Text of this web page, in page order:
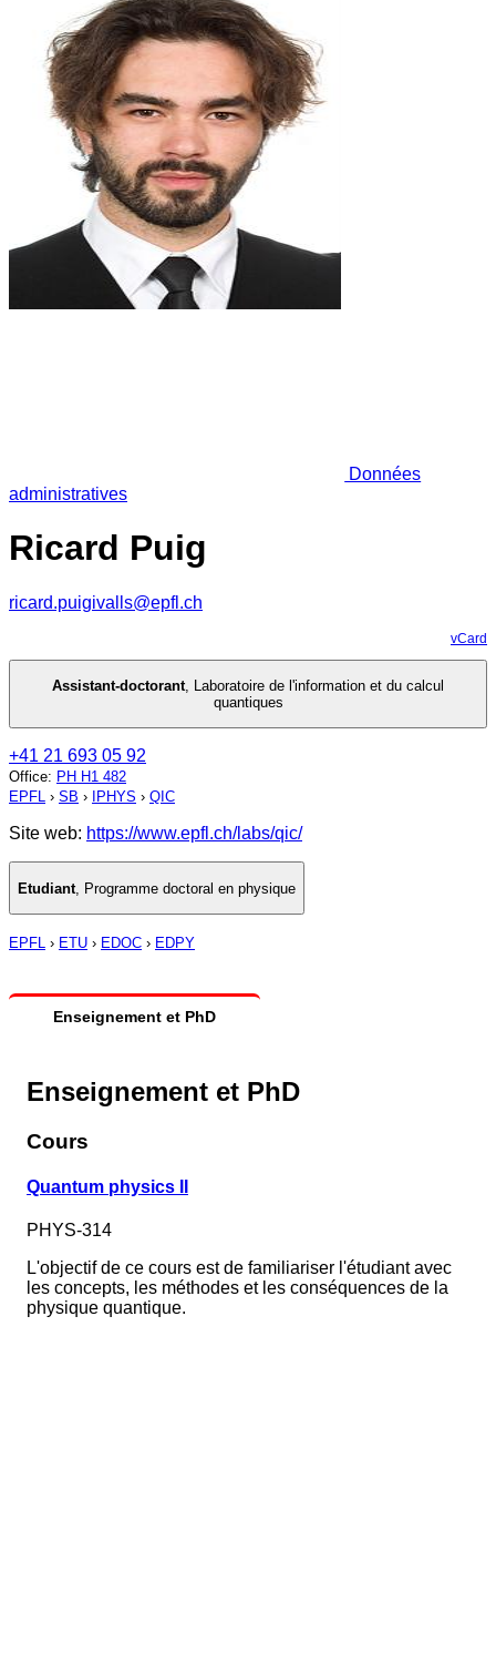
Données
administratives
Ricard Puig
ricard.puigivalls@epfl.ch
vCard
Assistant-doctorant, Laboratoire de l'information et du calcul
quantiques
+41 21 693 05 92
Office: PH H1 482
EPFL › SB › IPHYS › QIC
Site web: https://www.epfl.ch/labs/qic/
Etudiant Programme doctoral en physique
EPFL › ETU › EDOC › EDPY
Enseignement et PhD
Enseignement et PhD
Cours
Quantum physics II
PHYS-314
L'objectif de ce cours est de familiariser l'étudiant avec
les concepts, les méthodes et les conséquences de la
physique quantique.